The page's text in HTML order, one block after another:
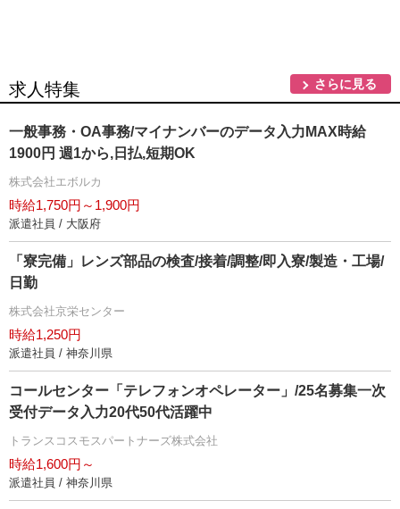
求人特集 さらに見る
一般事務・OA事務/マイナンバーのデータ入力MAX時給
1900円 週1から,日払,短期OK
株式会社エボルカ
時給1,750円～1,900円
派遣社員 / 大阪府
「寮完備」レンズ部品の検査/接着/調整/即入寮/製造・工場/
日勤
株式会社京栄センター
時給1,250円
派遣社員 / 神奈川県
コールセンター「テレフォンオペレーター」/25名募集一次
受付データ入力20代50代活躍中
トランスコスモスパートナーズ株式会社
時給1,600円～
派遣社員 / 神奈川県